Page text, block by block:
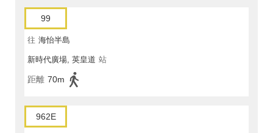
99
往 海怡半島
新時代廣場, 英皇道 站
距離 70m
962E